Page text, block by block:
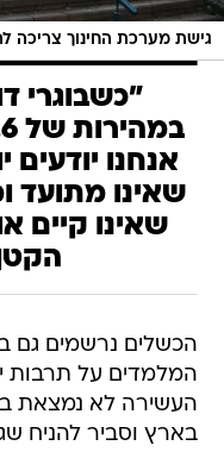
גישת מערכת החינוך צריכה
"כשבוגרי
אנחנו
שאינו מתועד
שאינו קיים
הכשלים נרשמים גם
המלמדים על תרבות
העשירה לא נמצאת
בארץ וסביר להניח